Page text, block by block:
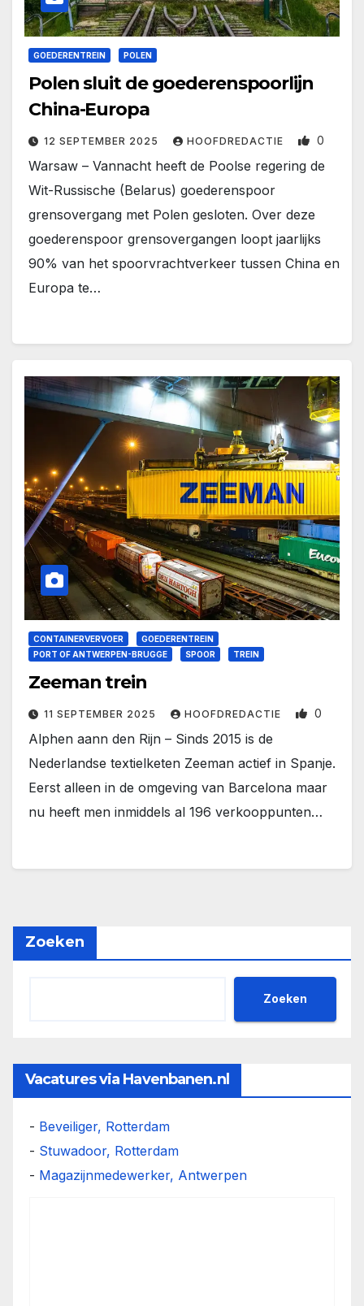
GOEDERENTREIN POLEN
Polen sluit de goederenspoorlijn
China-Europa
12 SEPTEMBER 2025 HOOFDREDACTIE 0
Warsaw – Vannacht heeft de Poolse regering de
Wit-Russische (Belarus) goederenspoor
grensovergang met Polen gesloten. Over deze
goederenspoor grensovergangen loopt jaarlijks
90% van het spoorvrachtverkeer tussen China en
Europa te…
CONTAINERVERVOER
GOEDERENTREIN
PORT OF ANTWERPEN-BRUGGE
SPOOR TREIN
Zeeman trein
11 SEPTEMBER 2025 HOOFDREDACTIE 0
Alphen aann den Rijn – Sinds 2015 is de
Nederlandse textielketen Zeeman actief in Spanje.
Eerst alleen in de omgeving van Barcelona maar
nu heeft men inmiddels al 196 verkooppunten…
Zoeken
Zoeken
Vacatures via Havenbanen.nl
- Beveiliger, Rotterdam
- Stuwadoor, Rotterdam
- Magazijnmedewerker, Antwerpen